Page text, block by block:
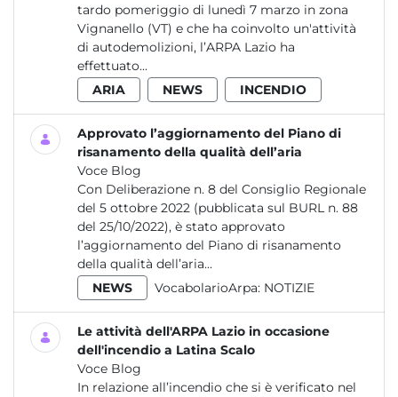
tardo pomeriggio di lunedì 7 marzo in zona
Vignanello (VT) e che ha coinvolto un'attività
di autodemolizioni, l’ARPA Lazio ha
effettuato...
ARIA
NEWS INCENDIO
Approvato l’aggiornamento del Piano di
risanamento della qualità dell’aria
Voce Blog
Con Deliberazione n. 8 del Consiglio Regionale
del 5 ottobre 2022 (pubblicata sul BURL n. 88
del 25/10/2022), è stato approvato
l’aggiornamento del Piano di risanamento
della qualità dell’aria...
NEWS
VocabolarioArpa: NOTIZIE
Le attività dell'ARPA Lazio in occasione
dell'incendio a Latina Scalo
Voce Blog
In relazione all’incendio che si è verificato nel